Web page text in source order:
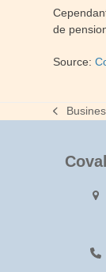
de
Source:
previous